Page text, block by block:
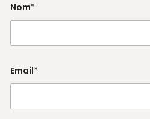
Nom*
Email*